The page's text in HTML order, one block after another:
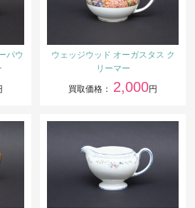
パウ
ウェッジウッド オーガスタス ク
リーマー
買取価格： 2,000円